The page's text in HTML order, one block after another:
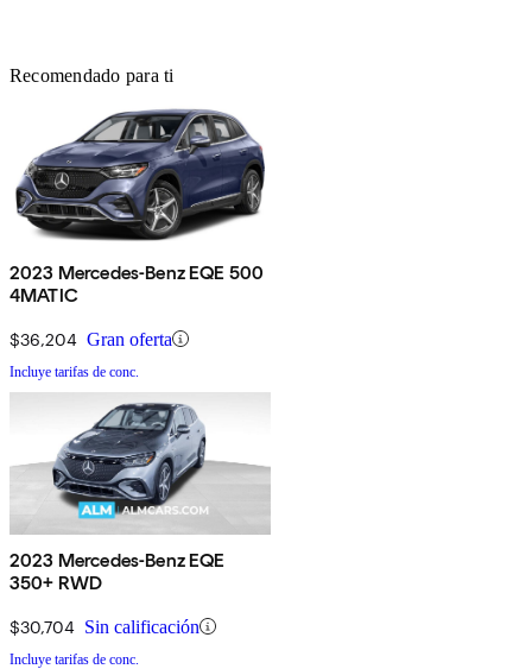
Recomendado para ti
2023 Mercedes-Benz EQE 500
4MATIC
$36,204 Gran oferta
Incluye tarifas de conc.
2023 Mercedes-Benz EQE
350+ RWD
$30,704 Sin calificación
Incluye tarifas de conc.